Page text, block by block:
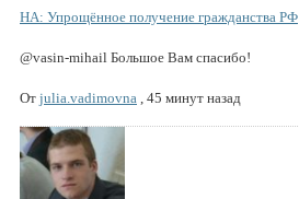
НА: Упрощённое получение гражданства РФ
@vasin-mihail Большое Вам спасибо!
От julia.vadimovna 45 минут назад